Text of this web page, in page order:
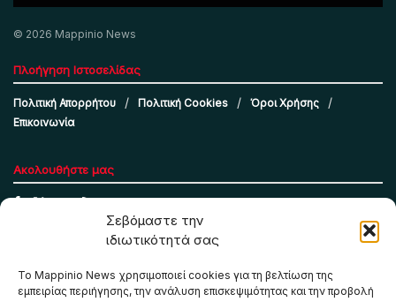
Σεβόμαστε την
ιδιωτικότητά σας
Το Mappinio News χρησιμοποιεί cookies για τη βελτίωση της
εμπειρίας περιήγησης, την ανάλυση επισκεψιμότητας και την προβολή
© 2026 Mappinio News
Πλοήγηση Ιστοσελίδας
Πολιτική Απορρήτου Πολιτική Cookies
Όροι Χρήσης
Επικοινωνία
Ακολουθήστε μας